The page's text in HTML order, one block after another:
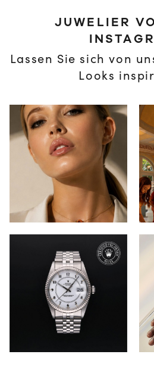
JUWELIER
Lassen Sie sich von
Looks